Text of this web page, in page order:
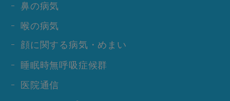
鼻の病気
喉の病気
顔に関する病気・めまい
睡眠時無呼吸症候群
医院通信